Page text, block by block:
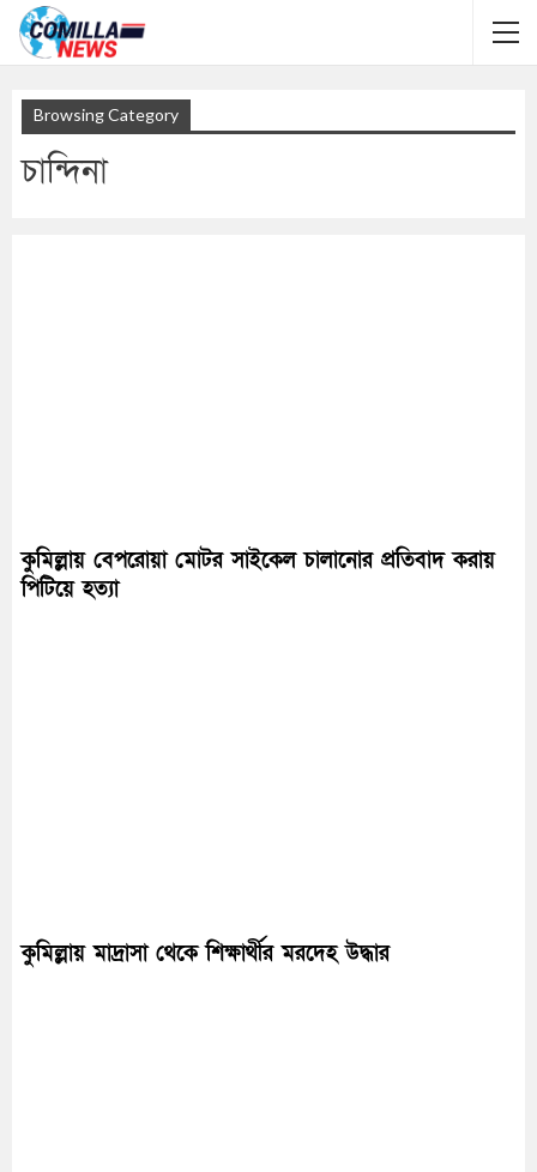
Browsing Category
চান্দিনা
কুমিল্লায় বেপরোয়া মোটর সাইকেল চালানোর প্রতিবাদ করায়
পিটিয়ে হত্যা
কুমিল্লায় মাদ্রাসা থেকে শিক্ষার্থীর মরদেহ উদ্ধার